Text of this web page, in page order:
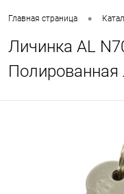
Главная страница •
Личинка AL
Полированная